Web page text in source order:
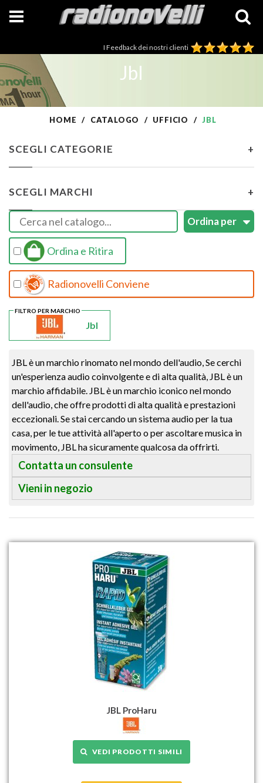
I Feedback dei nostri clienti
Jbl
HOME CATALOGO UFFICIO JBL
SCEGLI CATEGORIE +
SCEGLI MARCHI +
Ordina e Ritira
Radionovelli Conviene
Jbl
FILTRO PER MARCHIO
JBL è un marchio rinomato nel mondo dell'audio, Se cerchi
un'esperienza audio coinvolgente e di alta qualità, JBL è un
marchio affidabile. JBL è un marchio iconico nel mondo
dell'audio, che offre prodotti di alta qualità e prestazioni
eccezionali. Se stai cercando un sistema audio per la tua
casa, per le tue attività all'aperto o per ascoltare musica in
movimento, JBL ha sicuramente qualcosa da offrirti.
Contatta un consulente
Vieni in negozio
JBL ProHaru
VEDI PRODOTTI SIMILI